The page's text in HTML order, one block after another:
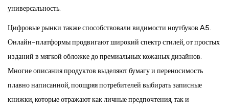
универсальность.
Цифровые рынки также способствовали видимости ноутбуков A5.
Онлайн-платформы продвигают широкий спектр стилей, от простых
изданий в мягкой обложке до премиальных кожаных дизайнов.
Многие описания продуктов выделяют бумагу и переносимость
плавно написанной, поощряя потребителей выбирать записные
книжки, которые отражают как личные предпочтения, так и